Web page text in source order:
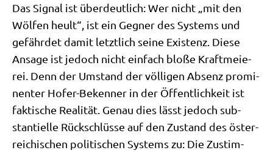
Das Signal ist über­deut­lich: Wer nicht „mit den
Wöl­fen heult“, ist ein Geg­ner des Systems und
gefähr­det damit letzt­lich sei­ne Exi­stenz. Die­se
Ansa­ge ist jedoch nicht ein­fach blo­ße Kraft­meie­
rei. Denn der Umstand der völ­li­gen Absenz pro­mi­
nen­ter Hofer-Beken­ner in der Öffent­lich­keit ist
fak­ti­sche Rea­li­tät. Genau dies lässt jedoch sub­
stan­ti­el­le Rück­schlüs­se auf den Zustand des öster­
rei­chi­schen poli­ti­schen Systems zu: Die Zustim­